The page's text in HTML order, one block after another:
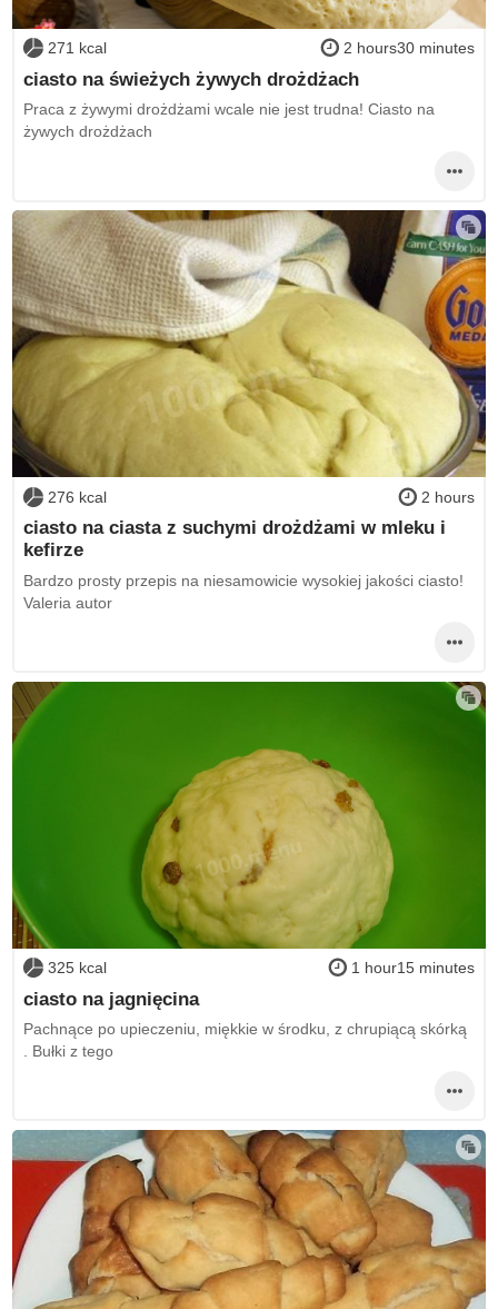
271 kcal 2 hours30 minutes
ciasto na świeżych żywych drożdżach
Praca z żywymi drożdżami wcale nie jest trudna! Ciasto na
żywych drożdżach
276 kcal 2 hours
ciasto na ciasta z suchymi drożdżami w mleku i
kefirze
Bardzo prosty przepis na niesamowicie wysokiej jakości ciasto!
Valeria autor
325 kcal 1 hour15 minutes
ciasto na jagnięcina
Pachnące po upieczeniu, miękkie w środku, z chrupiącą skórką
. Bułki z tego